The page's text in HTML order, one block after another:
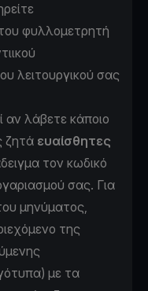
φυλλομετρητή
λειτουργικού σας
αν λάβετε κάποιο
ζητά ευαίσθητες
τον κωδικό
σας. Για
μηνύματος,
της
με τα